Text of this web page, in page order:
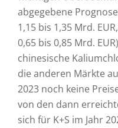
abgegebene
1,15 bis 1,35 Mrd.
0,65 bis 0,85 Mrd.
chinesische
die anderen Märkte
2023 noch keine
von den dann
sich für K+S im Jahr